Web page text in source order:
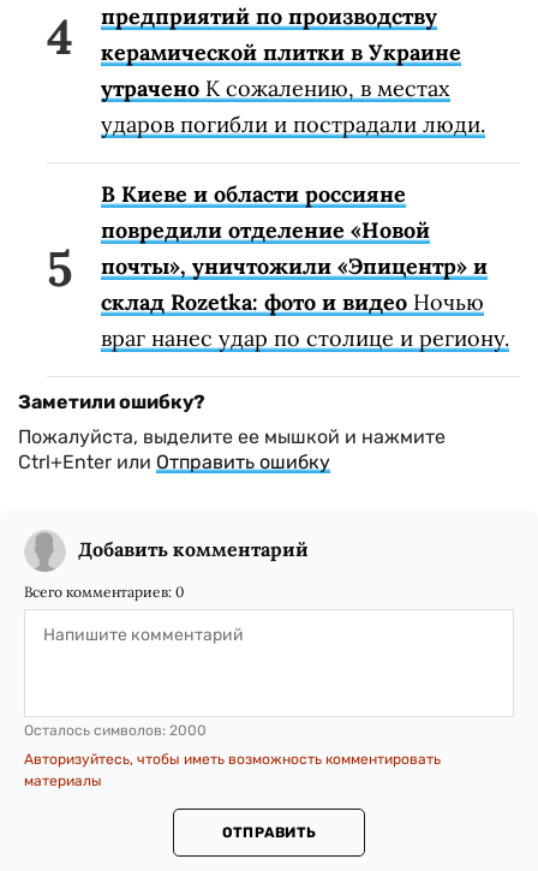
предприятий по производству
керамической плитки в Украине
утрачено К сожалению, в местах
ударов погибли и пострадали люди.
В Киеве и области россияне
повредили отделение «Новой
почты», уничтожили «Эпицентр» и
склад Rozetka: фото и видео Ночью
враг нанес удар по столице и региону.
Заметили ошибку?
Пожалуйста, выделите ее мышкой и нажмите
Ctrl+Enter или Отправить ошибку
Добавить комментарий
Всего комментариев: 0
Осталось символов: 2000
Авторизуйтесь, чтобы иметь возможность комментировать
материалы
ОТПРАВИТЬ